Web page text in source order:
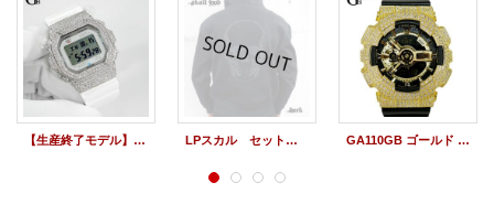
【生産終了モデル】G-SHCOKカスタム GB5600AA Bluetooth カスタムSET LPスカル セットアップ 雑誌掲載商品 人気モデル オーダーモデル GA110GB ゴールド 本体SET G-SHOCKカスタム